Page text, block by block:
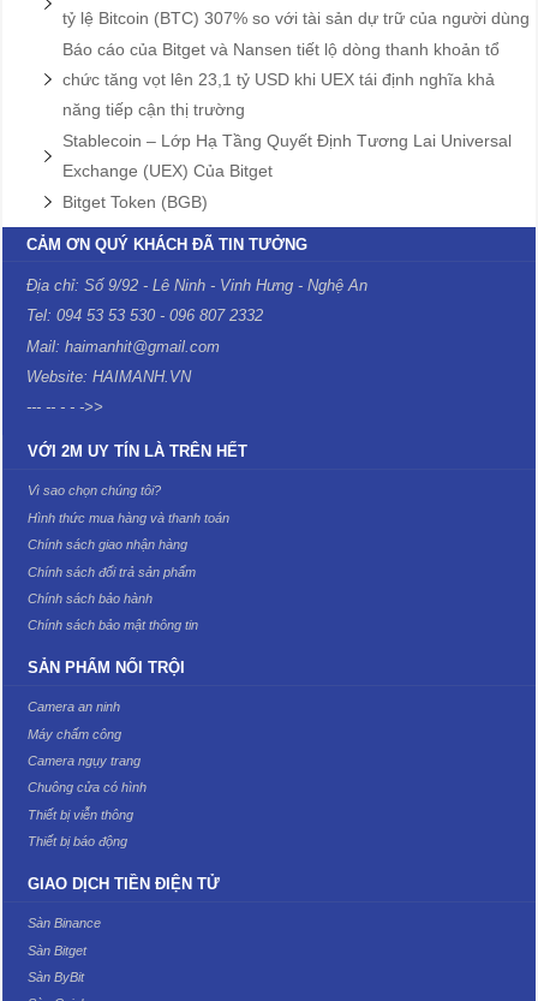
tỷ lệ Bitcoin (BTC) 307% so với tài sản dự trữ của người dùng
Báo cáo của Bitget và Nansen tiết lộ dòng thanh khoản tổ
chức tăng vọt lên 23,1 tỷ USD khi UEX tái định nghĩa khả
năng tiếp cận thị trường
Stablecoin – Lớp Hạ Tầng Quyết Định Tương Lai Universal
Exchange (UEX) Của Bitget
Bitget Token (BGB)
CẢM ƠN QUÝ KHÁCH ĐÃ TIN TƯỞNG
Địa chỉ: Số 9/92 - Lê Ninh - Vinh Hưng - Nghệ An
Tel: 094 53 53 530 - 096 807 2332
Mail: haimanhit@gmail.com
Website: HAIMANH.VN
--- -- - - ->>
VỚI 2M UY TÍN LÀ TRÊN HẾT
Vì sao chọn chúng tôi?
Hình thức mua hàng và thanh toán
Chính sách giao nhận hàng
Chính sách đổi trả sản phẩm
Chính sách bảo hành
Chính sách bảo mật thông tin
SẢN PHẨM NỔI TRỘI
Camera an ninh
Máy chấm công
Camera ngụy trang
Chuông cửa có hình
Thiết bị viễn thông
Thiết bị báo động
GIAO DỊCH TIỀN ĐIỆN TỬ
Sàn Binance
Sàn Bitget
Sàn ByBit